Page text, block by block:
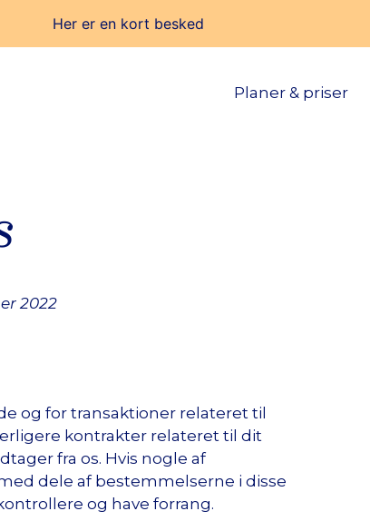
Her er en kort besked
Planer & priser
2022
og for transaktioner relateret til
kontrakter relateret til dit
fra os. Hvis nogle af
dele af bestemmelserne i disse
og have forrang.